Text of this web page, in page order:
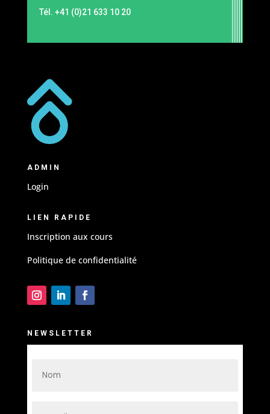
Tél. +41 (0)21 633 10 20
ADMIN
Login
LIEN RAPIDE
Inscription aux cours
Politique de confidentialité
NEWSLETTER